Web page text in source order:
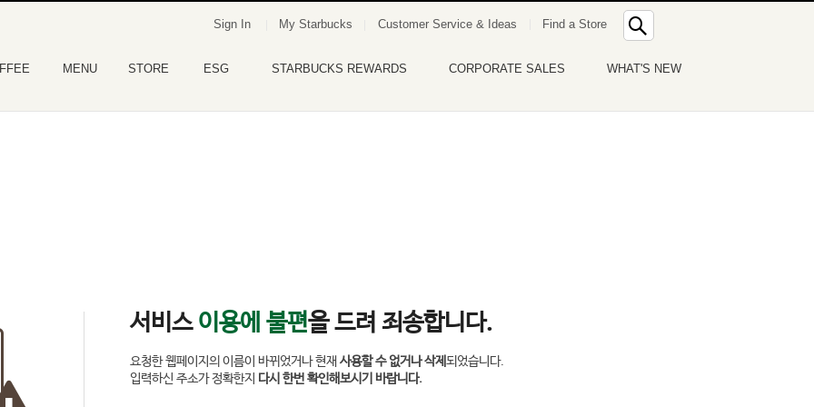
Sign In My Starbucks Customer Service & Ideas Find a Store
통
합
검
색
MENU STORE ESG STARBUCKS REWARDS CORPORATE SALES WHAT'S NEW
서비스 이용에 불편을 드려 죄송합니다.
요청한 웹페이지의 이름이 바뀌었거나 현재 사용할 수 없거나 삭제 되었습니다.
입력하신 주소가 정확한지 다시 한번 확인해보시기 바랍니다.